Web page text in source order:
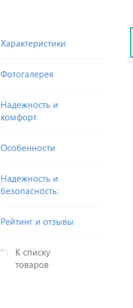
Характеристики
Фотогалерея
Надежность и
комфорт
Особенности
Надежность и
безопасность:
Рейтинг и отзывы
К списку
товаров